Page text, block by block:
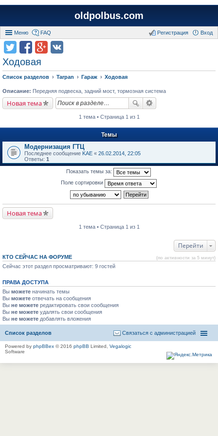
oldpolbus.com
Меню FAQ Вход
Регистрация
Ходовая
Список разделов Tarpan Гараж Ходовая
Описание: Передняя подвеска, задний мост, тормозная система
Новая тема
1 тема • Страница 1 из 1
Темы
Модернизация ГТЦ
Последнее сообщение KAE « 26.02.2014, 22:05
Ответы: 1
Показать темы за:
Поле сортировки
Новая тема
1 тема • Страница 1 из 1
Перейти
КТО СЕЙЧАС НА ФОРУМЕ (по активности за 5 минут)
Сейчас этот раздел просматривают: 9 гостей
ПРАВА ДОСТУПА
Вы можете начинать темы
Вы можете отвечать на сообщения
Вы не можете редактировать свои сообщения
Вы не можете удалять свои сообщения
Вы не можете добавлять вложения
Список разделов Связаться с администрацией
Powered by phpBBex © 2016 phpBB Limited, Vegalogic
Software